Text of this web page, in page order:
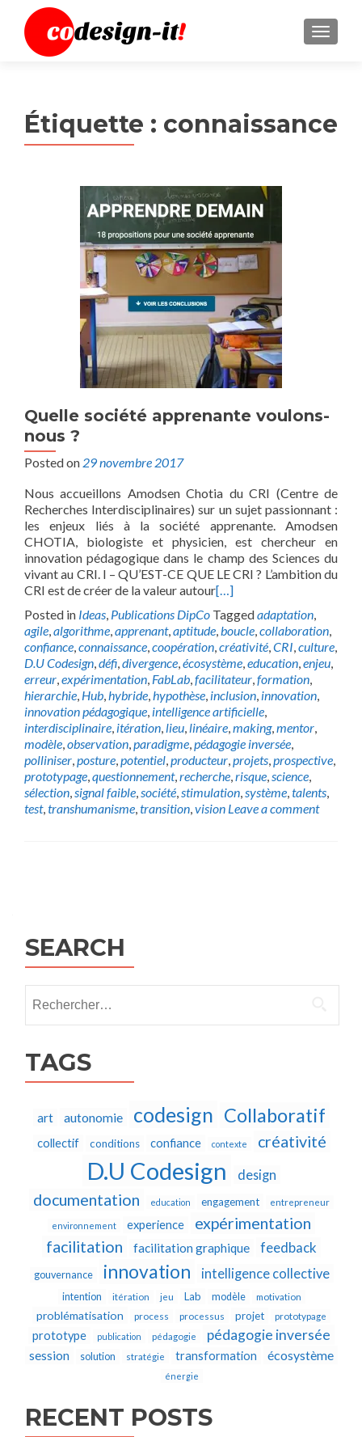
MENU
Étiquette : connaissance
Quelle société apprenante voulons-
nous ?
Posted on 29 novembre 2017
Nous accueillons Amodsen Chotia du CRI (Centre de
Recherches Interdisciplinaires) sur un sujet passionnant :
les enjeux liés à la société apprenante. Amodsen
CHOTIA, biologiste et physicien, est chercheur en
innovation pédagogique dans le champ des Sciences du
vivant au CRI. I – QU’EST-CE QUE LE CRI ? L’ambition du
CRI est de créer de la valeur autour[…]
Posted in Ideas, Publications DipCo Taggedadaptation,
agile,algorithme,apprenant,aptitude,boucle,collaboration,
confiance,connaissance,coopération,créativité,CRI,culture,
D.U Codesign,défi,divergence,écosystème,education,enjeu,
erreur,expérimentation, FabLab,facilitateur,formation,
hierarchie, Hub,hybride,hypothèse, inclusion, innovation,
innovation pédagogique, intelligence artificielle,
interdisciplinaire, itération, lieu, linéaire,making,mentor,
modèle,observation,paradigme,pédagogie inversée,
polliniser,posture,potentiel,producteur,projets,prospective,
prototypage,questionnement,recherche,risque,science,
sélection,signal faible,société,stimulation,système,talents,
test,transhumanisme,transition,vision Leave a comment
SEARCH
TAGS
art autonomie codesign Collaboratif
collectif conditions confiance contexte créativité
D.U Codesign design
documentation education engagement entrepreneur
environnement experience
expérimentation
facilitation
facilitation graphique feedback
gouvernance innovation intelligence collective
intention itération jeu Lab modèle motivation
problématisation process processus projet prototypage
prototype publication pédagogie pédagogie inversée
session solution stratégie transformation écosystème
énergie
RECENT POSTS